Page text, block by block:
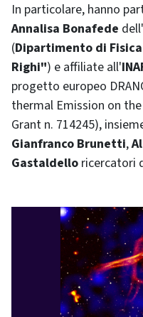
In particolare, hanno
Annalisa Bonafede dell'
(Dipartimento di
Righi") e affiliate all'
progetto europeo
thermal Emission on
Grant n. 714245),
Gianfranco Brunetti,
Gastaldello ricercatori